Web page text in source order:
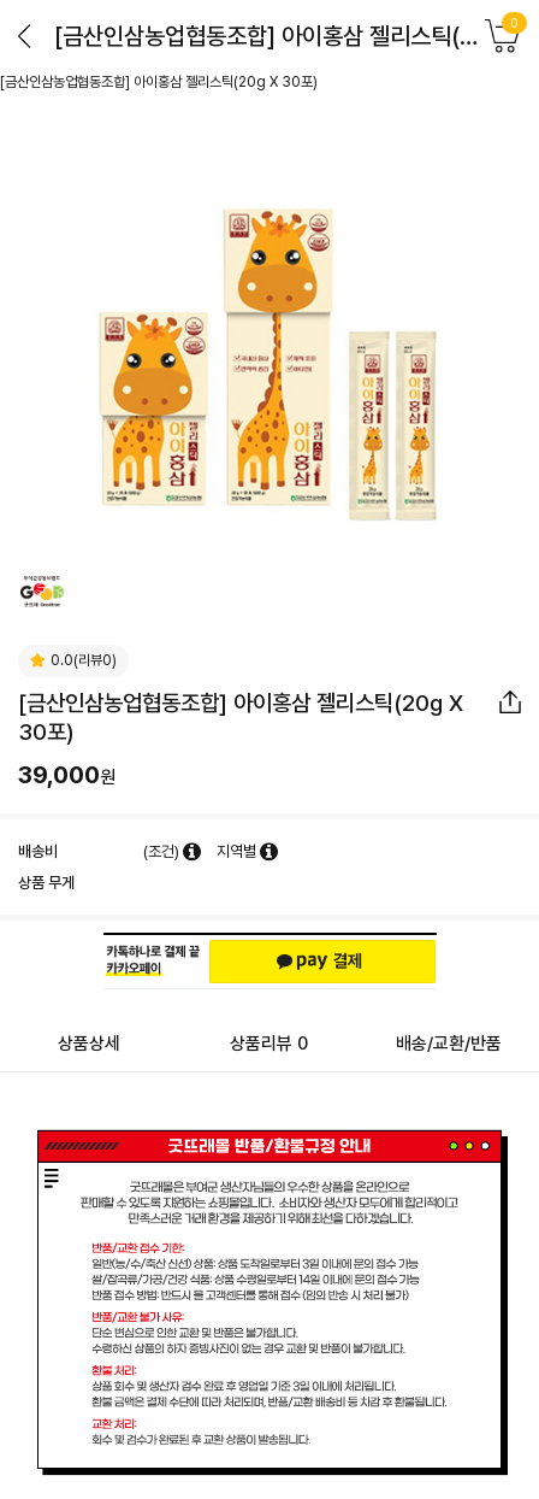
[금산인삼농업협동조합] 아이홍삼 젤리스틱(20g X 30포) 0
[금산인삼농업협동조합] 아이홍삼 젤리스틱(20g X 30포)
0.0(리뷰0)
[금산인삼농업협동조합] 아이홍삼 젤리스틱(20g X
30포)
39,000원
배송비 (조건)
지역별
상품 무게
상품상세 상품리뷰 0 배송/교환/반품